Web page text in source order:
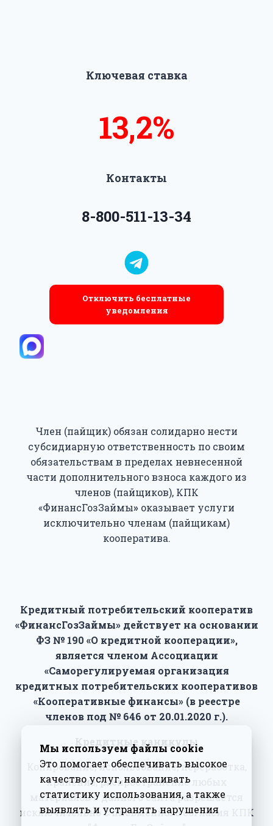
Ключевая ставка
14%13,5%
Контакты
8-800-511-13-34
Отключить бесплатные
уведомления
Член (пайщик) обязан солидарно нести
субсидиарную ответственность по своим
обязательствам в пределах невнесенной
части дополнительного взноса каждого из
членов (пайщиков), КПК
«ФинансГозЗаймы» оказывает услуги
исключительно членам (пайщикам)
кооператива.
Кредитный потребительский кооператив
«ФинансГозЗаймы» действует на основании
ФЗ № 190 «О кредитной кооперации»,
является членом Ассоциации
«Саморегулируемая организация
кредитных потребительских кооперативов
«Кооперативные финансы» (в реестре
членов под № 646 от 20.01.2020 г.).
Кредитные каникулы
Копирование, использование, переработка,
хранение, распространение любых
материалов с данного сайта разрешается
исключительно с письменного согласия КПК
Мы используем файлы cookie
Это помогает обеспечивать высокое
качество услуг, накапливать
статистику использования, а также
выявлять и устранять нарушения